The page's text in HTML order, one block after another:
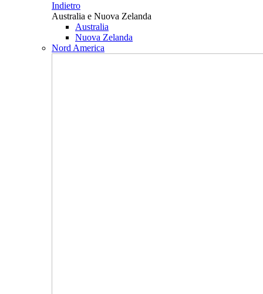
Indietro
Australia e Nuova Zelanda
Australia
Nuova Zelanda
Nord America